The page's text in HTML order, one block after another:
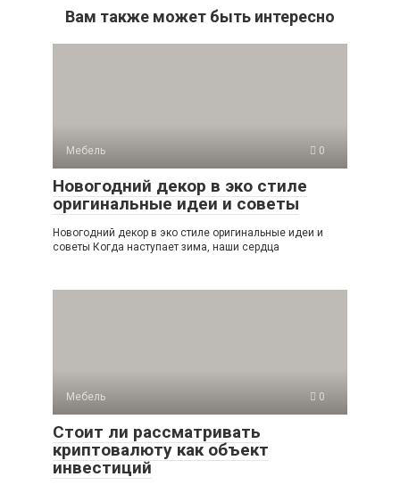
Вам также может быть интересно
Мебель 0
Новогодний декор в эко стиле
оригинальные идеи и советы
Новогодний декор в эко стиле оригинальные идеи и
советы Когда наступает зима, наши сердца
Мебель 0
Стоит ли рассматривать
криптовалюту как объект
инвестиций